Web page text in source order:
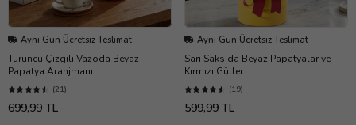
Aynı Gün Ücretsiz Teslimat
Turuncu Çizgili Vazoda Beyaz
Papatya Aranjmanı
(21)
699,99 TL
Aynı Gün Ücretsiz Teslimat
Sarı Saksıda Beyaz Papatyalar ve
Kırmızı Güller
(19)
599,99 TL